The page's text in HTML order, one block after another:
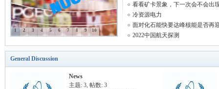
科
1 2 3 4 5 6 7 8 9 10
看看矿卡景象，下一次会不会出
冷资源电力
面对化石能快要达峰核能是否再
2022中国航天探测
General Discussion
News
主题: 3, 帖数: 3